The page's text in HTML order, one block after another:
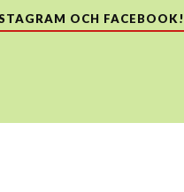
OCH FACEBOOK!